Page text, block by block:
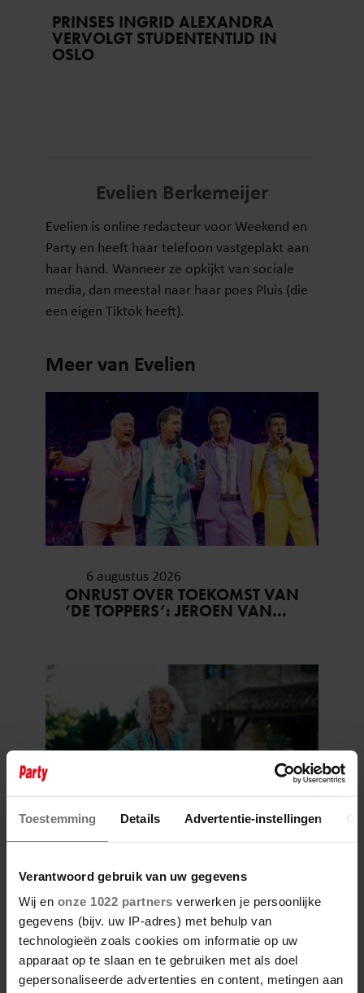
Toestemming Details Advertentie-instellingen
Verantwoord gebruik van uw gegevens
Wij en onze 1022 partners verwerken je persoonlijke
gegevens (bijv. uw IP-adres) met behulp van
technologieën zoals cookies om informatie op uw
apparaat op te slaan en te gebruiken met als doel
gepersonaliseerde advertenties en content, metingen aan
PRINSES INGRID ALEXANDRA
VERVOLGT STUDENTENTIJD IN
OSLO
Evelien Berkemeijer
Evelien is online redacteur voor Weekend en
Party en heeft haar telefoon vastgeplakt aan
haar hand. Wanneer ze opkijkt van sociale
media, dan meestal naar haar poes Pluis (die
een eigen Tiktok heeft).
Meer van Evelien
6 augustus 2026
ONRUST OVER TOEKOMST VAN
‘DE TOPPERS’: JEROEN VAN
6 augustus 2026
ZO EINDIGT HET ‘B&B VOL
LIEFDE’-AVONTUUR VAN
NISHA TARA